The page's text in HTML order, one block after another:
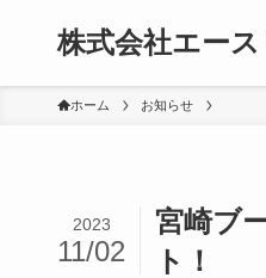
株式会社エー
ホーム お知らせ
宮崎ブ
ト！
2023
11/02